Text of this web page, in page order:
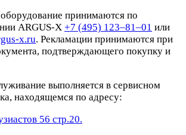
принимаются по
ARGUS-X +7 (495) 123–81–01 или
x.ru. Рекламации принимаются при
подтверждающего покупку и
выполняется в сервисном
находящемся по адресу:
56 стр.20.